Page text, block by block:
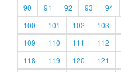
90
91 92 93 94
100
101 102 103
109
110 111 112
118
119 120 121